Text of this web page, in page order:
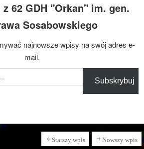
62 GDH "Orkan" im. gen.
Sosabowskiego
najnowsze wpisy na swój adres e-
mail.
Subskrybuj
Starszy wpis Nowszy wpis